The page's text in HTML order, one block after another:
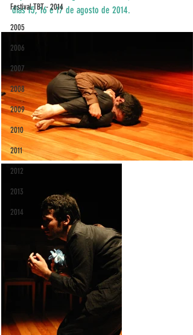
Festival TBT - 2014
2005
2006
2007
2008
2009
2010
2011
2012
2013
2014
dias 15, 16 e 17 de agosto de 2014.